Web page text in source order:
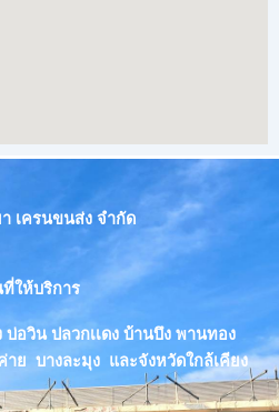
เครนขนส่ง จำกัด
ให้บริการ
อวิน ปลวกเเดง บ้านบึง พานทอง
บางละมุง และจังหวัดใกล้เคียง